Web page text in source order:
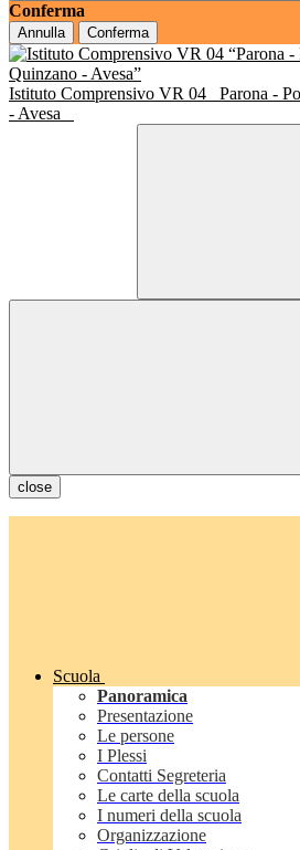
Conferma
Annulla Conferma
Istituto Comprensivo VR 04
Parona -
- Avesa
close
Scuola
Panoramica
Presentazione
Le persone
I Plessi
Contatti Segreteria
Le carte della scuola
I numeri della scuola
Organizzazione